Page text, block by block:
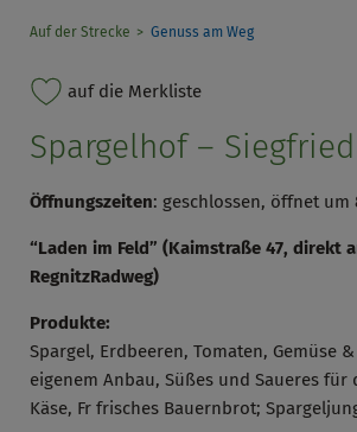
Auf der Strecke Genuss am Weg
auf die Merkliste
Spargelhof –
Öffnungszeiten: geschlossen, öffnet um
“Laden im Feld” (Kaimstraße 47, direkt
RegnitzRadweg)
Produkte:
Spargel, Erdbeeren, Tomaten, Gemüse
eigenem Anbau, Süßes und Saueres für
Käse, Fr frisches Bauernbrot;